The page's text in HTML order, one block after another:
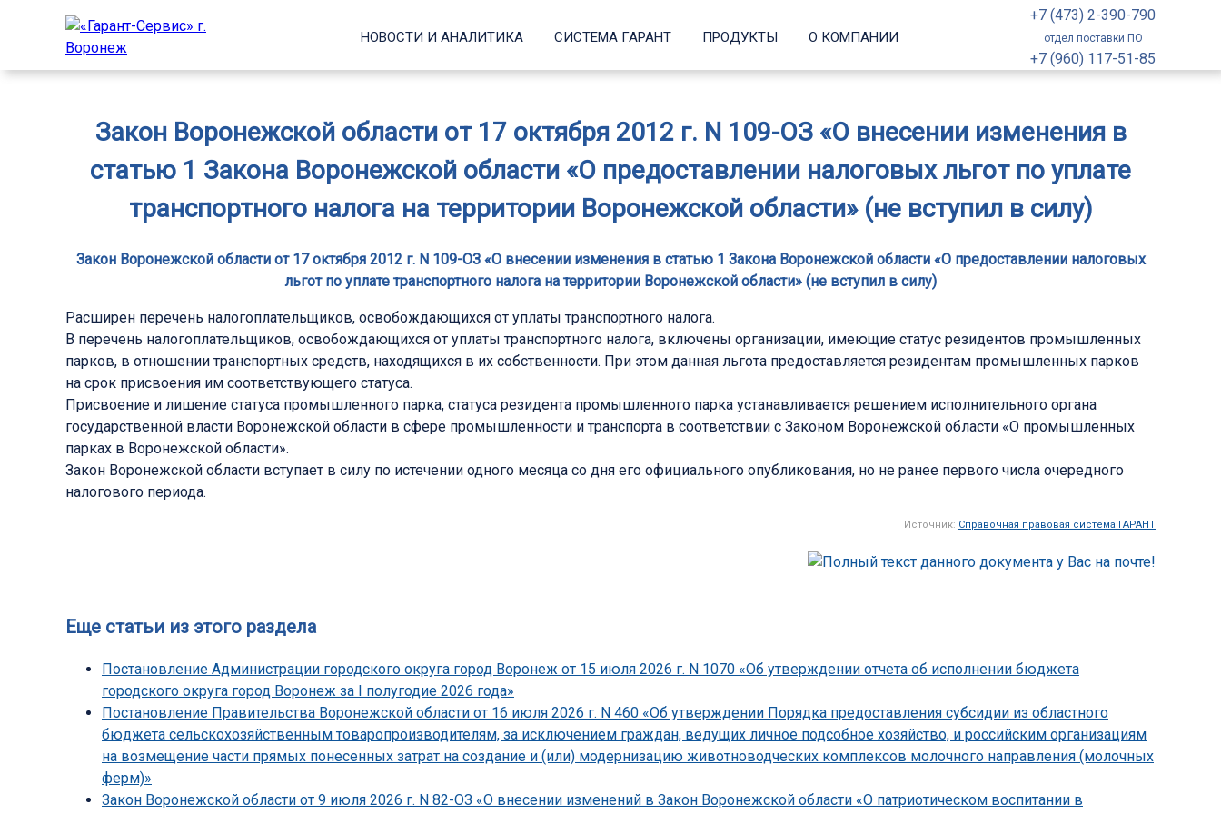
НОВОСТИ И АНАЛИТИКА СИСТЕМА ГАРАНТ ПРОДУКТЫ О КОМПАНИИ
+7 (473) 2-390-790
отдел поставки ПО
+7 (960) 117-51-85
Закон Воронежской области от 17 октября 2012 г. N 109-ОЗ «О внесении изменения в
статью 1 Закона Воронежской области «О предоставлении налоговых льгот по уплате
транспортного налога на территории Воронежской области» (не вступил в силу)
Закон Воронежской области от 17 октября 2012 г. N 109-ОЗ «О внесении изменения в статью 1 Закона Воронежской области «О предоставлении налоговых
льгот по уплате транспортного налога на территории Воронежской области» (не вступил в силу)
Расширен перечень налогоплательщиков, освобождающихся от уплаты транспортного налога.
В перечень налогоплательщиков, освобождающихся от уплаты транспортного налога, включены организации, имеющие статус резидентов промышленных
парков, в отношении транспортных средств, находящихся в их собственности. При этом данная льгота предоставляется резидентам промышленных парков
на срок присвоения им соответствующего статуса.
Присвоение и лишение статуса промышленного парка, статуса резидента промышленного парка устанавливается решением исполнительного органа
государственной власти Воронежской области в сфере промышленности и транспорта в соответствии с Законом Воронежской области «О промышленных
парках в Воронежской области».
Закон Воронежской области вступает в силу по истечении одного месяца со дня его официального опубликования, но не ранее первого числа очередного
налогового периода.
Источник: Справочная правовая система ГАРАНТ
Еще статьи из этого раздела
Постановление Администрации городского округа город Воронеж от 15 июля 2026 г. N 1070 «Об утверждении отчета об исполнении бюджета
городского округа город Воронеж за I полугодие 2026 года»
Постановление Правительства Воронежской области от 16 июля 2026 г. N 460 «Об утверждении Порядка предоставления субсидии из областного
бюджета сельскохозяйственным товаропроизводителям, за исключением граждан, ведущих личное подсобное хозяйство, и российским организациям
на возмещение части прямых понесенных затрат на создание и (или) модернизацию животноводческих комплексов молочного направления (молочных
ферм)»
Закон Воронежской области от 9 июля 2026 г. N 82-ОЗ «О внесении изменений в Закон Воронежской области «О патриотическом воспитании в